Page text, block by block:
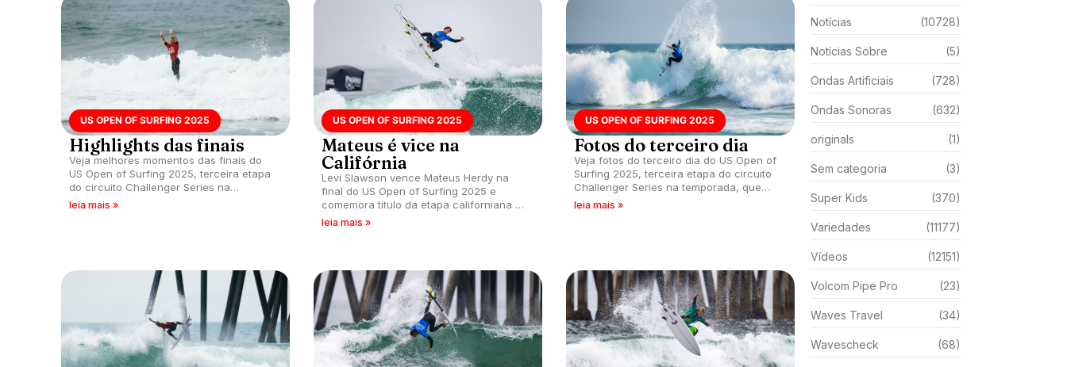
US OPEN OF SURFING 2025
Highlights das finais
Veja melhores momentos das finais do
US Open of Surfing 2025, terceira etapa
do circuito Challenger Series na
temporada, realizada em Huntington
leia mais »
US OPEN OF SURFING 2025
Mateus é vice na
Califórnia
Levi Slawson vence Mateus Herdy na
final do US Open of Surfing 2025 e
comemora título da etapa californiana do
CS. Sawyer Lindblad é bicampeã no
leia mais »
US OPEN OF SURFING 2025
Fotos do terceiro dia
Veja fotos do terceiro dia do US Open of
Surfing 2025, terceira etapa do circuito
Challenger Series na temporada, que
acontece em Huntington Beach,
leia mais »
Notícias (10728)
Notícias Sobre (5)
Ondas Artificiais (728)
Ondas Sonoras (632)
originals (1)
Sem categoria (3)
Super Kids (370)
Variedades (11177)
Vídeos (12151)
Volcom Pipe Pro (23)
Waves Travel (34)
Wavescheck (68)